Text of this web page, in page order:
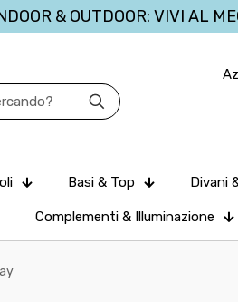
& OUTDOOR: VIVI AL
Basi & Top Divani
Complementi & Illuminazione